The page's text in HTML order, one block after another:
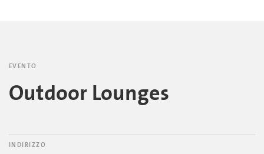
EVENTO
Outdoor Lounges
INDIRIZZO